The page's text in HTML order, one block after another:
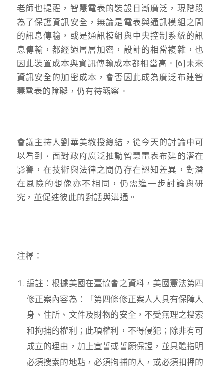
老師也提醒，智慧電表的裝設日漸廣泛，現階段
為了保護資訊安全，無論是電表與通訊模組之間
的訊息傳輸，或是通訊模組與中央控制系統的訊
息傳輸，都經過層層加密，設計的相當複雜，也
因此裝置成本與資訊傳輸成本都相當高。[6]未來
資訊安全的加密成本，會否因此成為廣泛布建智
慧電表的障礙，仍有待觀察。
會議主持人劉華美教授總結，從今天的討論中可
以看到，面對政府廣泛推動智慧電表布建的潛在
影響，在技術與法律之間仍存在認知差異，對潛
在風險的想像亦不相同，仍需進一步討論與研
究，並促進彼此的對話與溝通。
注釋：
編註：根據美國在臺協會之資料，美國憲法第四
修正案內容為：「第四條修正案人人具有保障人
身、住所、文件及財物的安全，不受無理之搜索
和拘捕的權利；此項權利，不得侵犯；除非有可
成立的理由，加上宣誓或誓願保證，並具體指明
必須搜索的地點，必須拘捕的人，或必須扣押的